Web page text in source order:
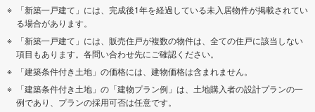
「新築一戸建て」には、完成後1年を経過している未入居物件が掲載されてい
る場合があります。
「新築一戸建て」には、販売住戸が複数の物件は、全ての住戸に該当しない
項目もあります。各問い合わせ先にご確認ください。
「建築条件付き土地」の価格には、建物価格は含まれません。
「建築条件付き土地」の「建物プラン例」は、土地購入者の設計プランの一
例であり、プランの採用可否は任意です。